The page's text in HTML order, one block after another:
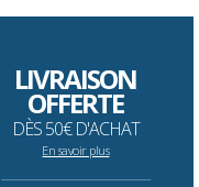
LIVRAISON
OFFERTE
DÈS 50€ D'ACHAT
En savoir plus
--------------------------------------------------------------------